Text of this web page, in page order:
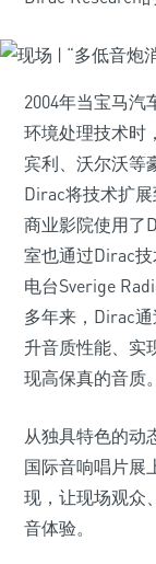
2004年当宝马汽
环境处理技术时
宾利、沃尔沃等
Dirac将技术扩
商业影院使用了
室也通过Dirac
电台Sverige
多年来，Dirac
升音质性能、实
现高保真的音质。
从独具特色的动
国际音响唱片展
现，让现场观众
音体验。